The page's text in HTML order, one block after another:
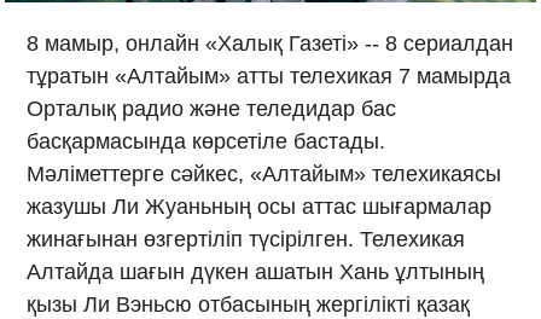
8 мамыр, онлайн «Халық Газеті» -- 8 сериалдан
тұратын «Алтайым» атты телехикая 7 мамырда
Орталық радио және теледидар бас
басқармасында көрсетіле бастады.
Мәліметтерге сәйкес, «Алтайым» телехикаясы
жазушы Ли Жуаньның осы аттас шығармалар
жинағынан өзгертіліп түсірілген. Телехикая
Алтайда шағын дүкен ашатын Хань ұлтының
қызы Ли Вэньсю отбасының жергілікті қазақ